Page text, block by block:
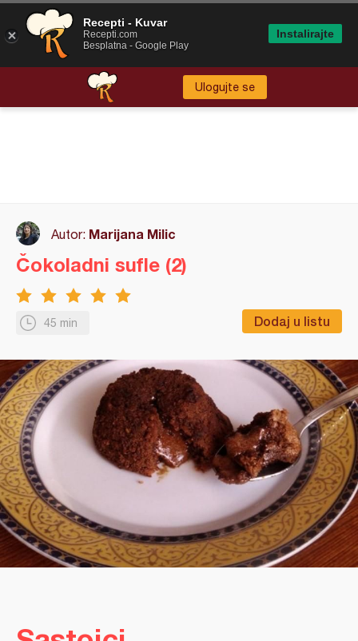
Ulogujte se
Autor: Marijana Milic
45 min Dodaj u listu
Čokoladni sufle (2)
Recepti - Kuvar
Recepti.com
Besplatna - Google Play
Instalirajte